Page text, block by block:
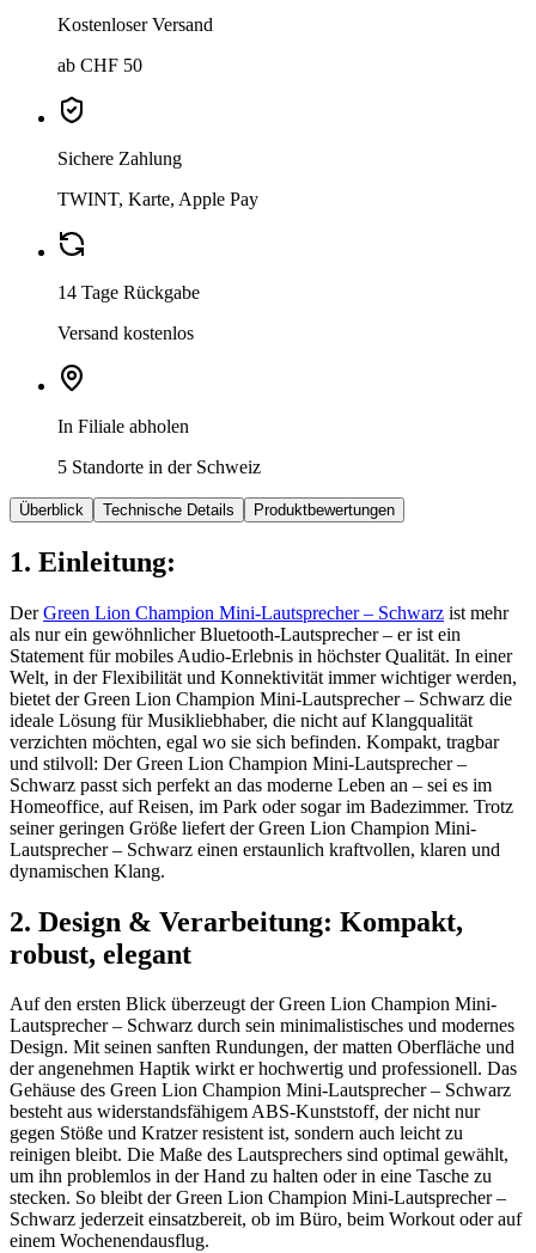
Kostenloser Versand
ab CHF 50
Sichere Zahlung
TWINT, Karte, Apple Pay
14 Tage Rückgabe
Versand kostenlos
In Filiale abholen
5 Standorte in der Schweiz
Überblick Technische Details Produktbewertungen
1. Einleitung:
DerGreen Lion Champion Mini-Lautsprecher – Schwarz ist mehr
als nur ein gewöhnlicher Bluetooth-Lautsprecher – er ist ein
Statement für mobiles Audio-Erlebnis in höchster Qualität. In einer
Welt, in der Flexibilität und Konnektivität immer wichtiger werden,
bietet der Green Lion Champion Mini-Lautsprecher – Schwarz die
ideale Lösung für Musikliebhaber, die nicht auf Klangqualität
verzichten möchten, egal wo sie sich befinden. Kompakt, tragbar
und stilvoll: Der Green Lion Champion Mini-Lautsprecher –
Schwarz passt sich perfekt an das moderne Leben an – sei es im
Homeoffice, auf Reisen, im Park oder sogar im Badezimmer. Trotz
seiner geringen Größe liefert der Green Lion Champion Mini-
Lautsprecher – Schwarz einen erstaunlich kraftvollen, klaren und
dynamischen Klang.
2. Design & Verarbeitung: Kompakt,
robust, elegant
Auf den ersten Blick überzeugt der Green Lion Champion Mini-
Lautsprecher – Schwarz durch sein minimalistisches und modernes
Design. Mit seinen sanften Rundungen, der matten Oberfläche und
der angenehmen Haptik wirkt er hochwertig und professionell. Das
Gehäuse des Green Lion Champion Mini-Lautsprecher – Schwarz
besteht aus widerstandsfähigem ABS-Kunststoff, der nicht nur
gegen Stöße und Kratzer resistent ist, sondern auch leicht zu
reinigen bleibt. Die Maße des Lautsprechers sind optimal gewählt,
um ihn problemlos in der Hand zu halten oder in eine Tasche zu
stecken. So bleibt der Green Lion Champion Mini-Lautsprecher –
Schwarz jederzeit einsatzbereit, ob im Büro, beim Workout oder auf
einem Wochenendausflug.